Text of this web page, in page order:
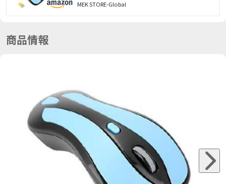
MEK STORE-Global
商品情報